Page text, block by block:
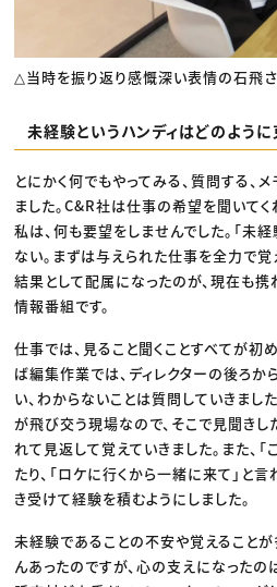
△当時を振り返り感慨深い表情の石飛
未経験というハンディはどのように
とにかく何でもやってみる、質問する、
ました。C&R社は仕事の希望を聞いてく
私は、何も要望をしませんでした。「未
ない。まずは与えられた仕事を全力で覚
結果として配属になったのが、現在も
情報番組です。
仕事では、見ること聞くことすべてが初
ば編集作業では、ディレクターの後ろか
い、わからないことは質問していきま
が飛び交う現場なので、そこで見聞きし
れて見返して覚えていきました。また、
たり、「ロケに行くから一緒に来て」と
き受けて経験を積むようにしました。
未経験であることの不安や覚えること
んあったのですが、心の支えになったの